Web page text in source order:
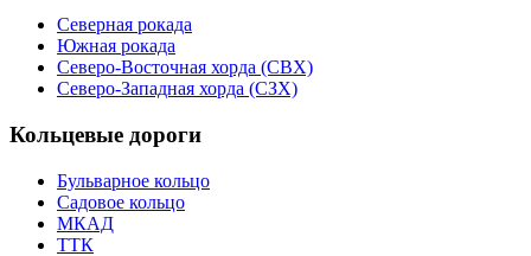
Северная рокада
Южная рокада
Северо-Восточная хорда (СВХ)
Северо-Западная хорда (СЗХ)
Кольцевые дороги
Бульварное кольцо
Садовое кольцо
МКАД
ТТК